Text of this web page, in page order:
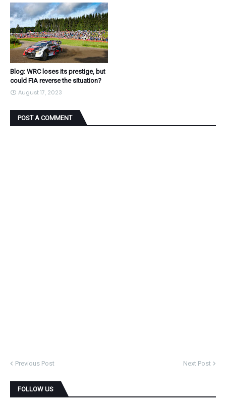
Blog: WRC loses its prestige, but
could FIA reverse the situation?
August 17, 2023
POST A COMMENT
Previous Post Next Post
FOLLOW US